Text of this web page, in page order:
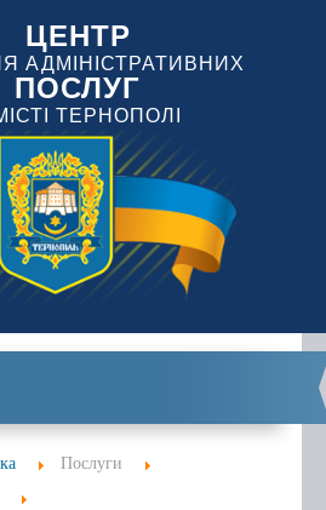
ЦЕНТР
АДМІНІСТРАТИВНИХ
ПОСЛУГ
ТЕРНОПОЛІ
Послуги